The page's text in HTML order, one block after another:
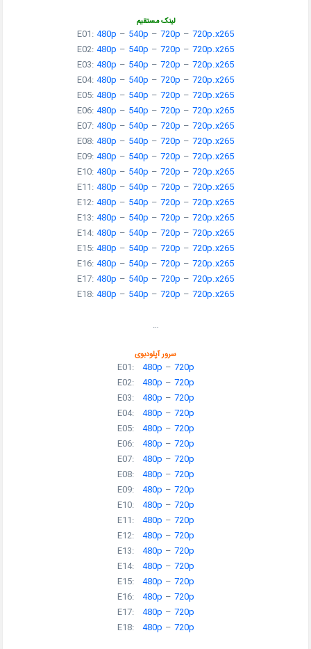
لینک مستقیم
E01:480p – 540p – 720p – 720p.x265
E02:480p – 540p – 720p – 720p.x265
E03:480p – 540p – 720p – 720p.x265
E04:480p – 540p – 720p – 720p.x265
E05:480p – 540p – 720p – 720p.x265
E06:480p – 540p – 720p – 720p.x265
E07:480p – 540p – 720p – 720p.x265
E08:480p – 540p – 720p – 720p.x265
E09:480p – 540p – 720p – 720p.x265
E10:480p – 540p – 720p – 720p.x265
E11:480p – 540p – 720p – 720p.x265
E12:480p – 540p – 720p – 720p.x265
E13:480p – 540p – 720p – 720p.x265
E14:480p – 540p – 720p – 720p.x265
E15:480p – 540p – 720p – 720p.x265
E16:480p – 540p – 720p – 720p.x265
E17:480p – 540p – 720p – 720p.x265
E18:480p – 540p – 720p – 720p.x265
…
سرور آپلودبوی
E01: 480p – 720p
E02: 480p – 720p
E03: 480p – 720p
E04: 480p – 720p
E05: 480p – 720p
E06: 480p – 720p
E07: 480p – 720p
E08: 480p – 720p
E09: 480p – 720p
E10: 480p – 720p
E11: 480p – 720p
E12: 480p – 720p
E13: 480p – 720p
E14: 480p – 720p
E15: 480p – 720p
E16: 480p – 720p
E17: 480p – 720p
E18: 480p – 720p